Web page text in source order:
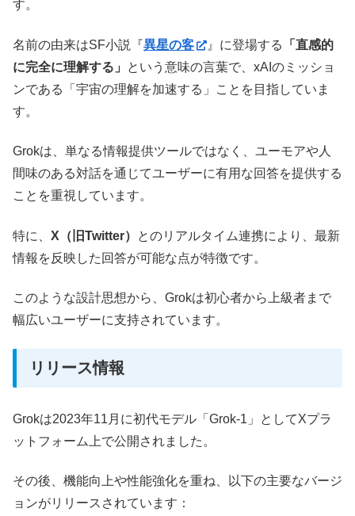
す。
名前の由来はSF小説『異星の客 』に登場する
「直感的
に完全に理解する」
という意味の言葉で、xAIのミッショ
ンである「宇宙の理解を加速する」ことを目指していま
す。
Grokは、単なる情報提供ツールではなく、ユーモアや人
間味のある対話を通じてユーザーに有用な回答を提供する
ことを重視しています。
特に、 X（旧Twitter）
とのリアルタイム連携により、最新
情報を反映した回答が可能な点が特徴です。
このような設計思想から、Grokは初心者から上級者まで
幅広いユーザーに支持されています。
リリース情報
Grokは2023年11月に初代モデル「Grok-1」としてXプラ
ットフォーム上で公開されました。
その後、機能向上や性能強化を重ね、以下の主要なバージ
ョンがリリースされています：